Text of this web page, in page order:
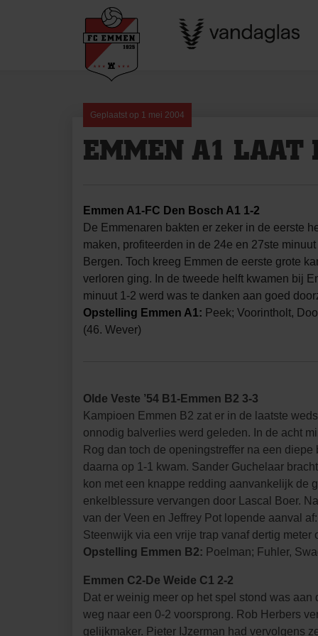
Geplaatst op 1 mei 2004
EMMEN A1 LAAT
Emmen A1-FC Den Bosch A1 1-2
De Emmenaren bakten er zeker in de eerste
maken, profiteerden in de 24e en 27ste
Bergen. Toch kreeg Emmen de eerste grote
verloren ging. In de tweede helft kwamen bij
minuut 1-2 werd was te danken aan goed
Opstelling Emmen A1: Peek; Voorintholt,
(46. Wever)
Olde Veste ’54 B1-Emmen B2 3-3
Kampioen Emmen B2 zat er in de laatste
onnodig balverlies werd geleden. In de acht
Rog dan toch de openingstreffer na een
daarna op 1-1 kwam. Sander Guchelaar
kon met een knappe redding aanvankelijk de
enkelblessure vervangen door Lascal Boer.
van der Veen en Jeffrey Pot lopende aanval
Steenwijk via een vrije trap vanaf dertig meter
Opstelling Emmen B2: Poelman; Fuhler,
Emmen C2-De Weide C1 2-2
Dat er weinig meer op het spel stond was
weg naar een 0-2 voorsprong. Rob Herbers
gelijkmaker. Pieter IJzerman had vervolgens